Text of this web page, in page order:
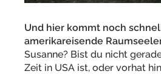
Und hier kommt noch
amerikareisende
Susanne? Bist du nicht
Zeit in USA ist, oder vorhat